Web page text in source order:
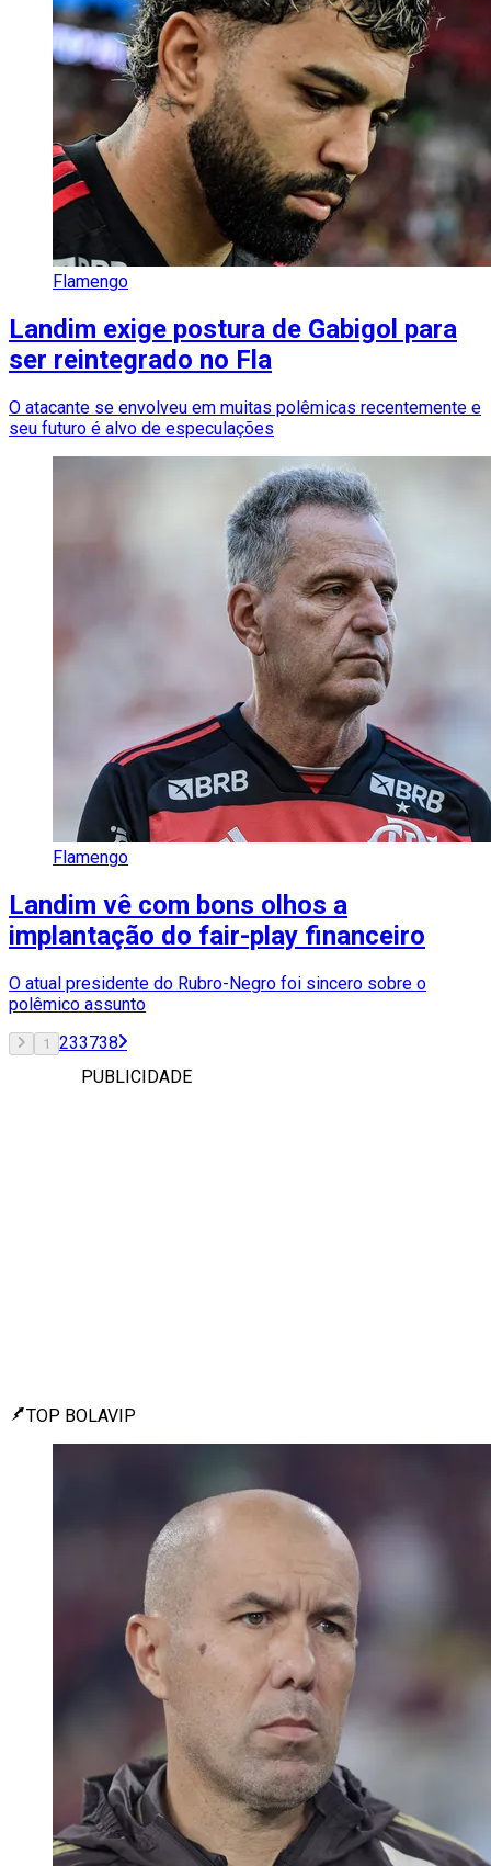
Flamengo
Landim exige postura de Gabigol para
ser reintegrado no Fla
O atacante se envolveu em muitas polêmicas recentemente e
seu futuro é alvo de especulações
Flamengo
Landim vê com bons olhos a
implantação do fair-play financeiro
O atual presidente do Rubro-Negro foi sincero sobre o
polêmico assunto
1 233738
PUBLICIDADE
TOP BOLAVIP